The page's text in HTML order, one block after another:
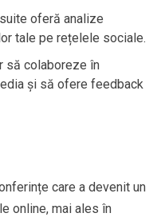
oferă analize
tale pe rețelele sociale.
să colaboreze în
și să ofere feedback
care a devenit un
online, mai ales în